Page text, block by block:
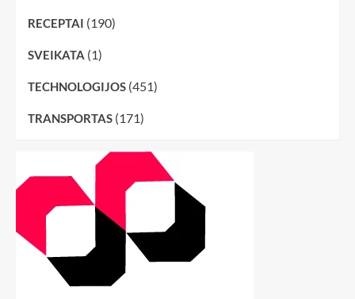
RECEPTAI (190)
SVEIKATA (1)
TECHNOLOGIJOS (451)
TRANSPORTAS (171)